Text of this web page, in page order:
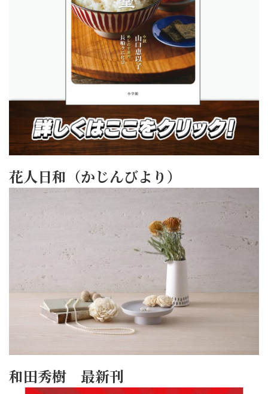
花人日和（かじんびより）
和田秀樹 最新刊